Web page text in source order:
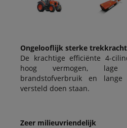
Ongelooflijk sterke trekkracht
De krachtige efficiënte 4-
hoog vermogen, lage
brandstofverbruik en
versteld doen staan.
Zeer milieuvriendelijk